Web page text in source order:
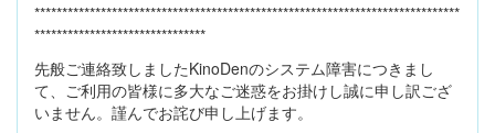
*****************************************************************************
*******************************
先般ご連絡致しましたKinoDenのシステム障害につきまし
て、ご利用の皆様に多大なご迷惑をお掛けし誠に申し訳ござ
いません。謹んでお詫び申し上げます。